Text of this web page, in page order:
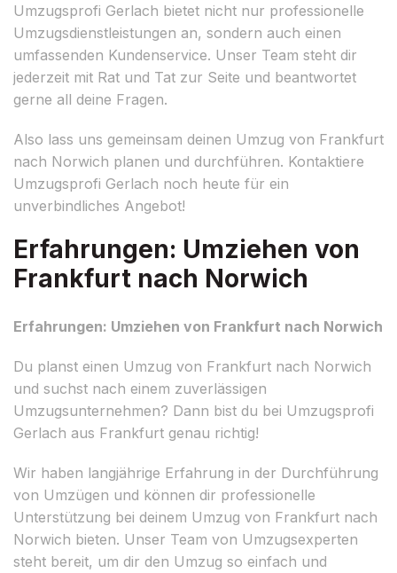
Umzugsprofi Gerlach bietet nicht nur professionelle
Umzugsdienstleistungen an, sondern auch einen
umfassenden Kundenservice. Unser Team steht dir
jederzeit mit Rat und Tat zur Seite und beantwortet
gerne all deine Fragen.
Also lass uns gemeinsam deinen Umzug von Frankfurt
nach Norwich planen und durchführen. Kontaktiere
Umzugsprofi Gerlach noch heute für ein
unverbindliches Angebot!
Erfahrungen: Umziehen von
Frankfurt nach Norwich
Erfahrungen: Umziehen von Frankfurt nach Norwich
Du planst einen Umzug von Frankfurt nach Norwich
und suchst nach einem zuverlässigen
Umzugsunternehmen? Dann bist du bei Umzugsprofi
Gerlach aus Frankfurt genau richtig!
Wir haben langjährige Erfahrung in der Durchführung
von Umzügen und können dir professionelle
Unterstützung bei deinem Umzug von Frankfurt nach
Norwich bieten. Unser Team von Umzugsexperten
steht bereit, um dir den Umzug so einfach und